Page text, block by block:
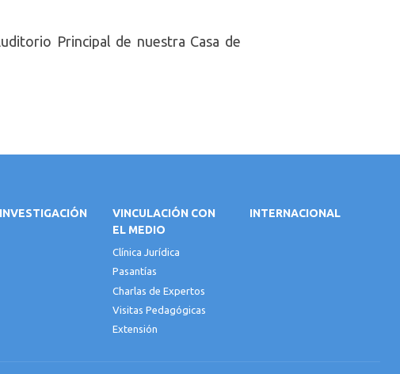
Principal de nuestra Casa de
INVESTIGACIÓN
VINCULACIÓN CON
EL MEDIO
Clínica Jurídica
Pasantías
Charlas de Expertos
Visitas Pedagógicas
Extensión
INTERNACIONAL